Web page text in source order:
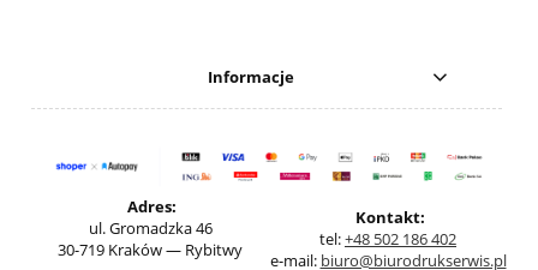
Informacje
Adres:
ul. Gromadzka 46
30-719 Kraków — Rybitwy
Kontakt:
tel:+48 502 186 402
e-mail: biuro@biurodrukserwis.pl